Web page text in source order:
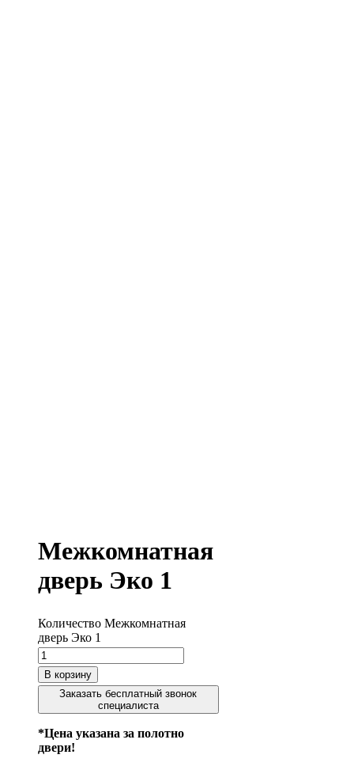
Межкомнатная
дверь Эко 1
Количество Межкомнатная
дверь Эко 1
В корзину
Заказать бесплатный звонок
специалиста
*Цена указана за полотно
двери!